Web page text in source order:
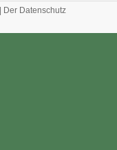
| Der Datenschutz